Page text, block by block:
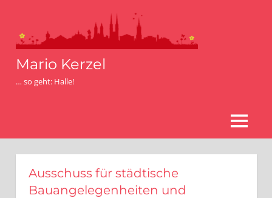
springen
Mario Kerzel
… so geht: Halle!
MENÜ
Ausschuss für städtische
Bauangelegenheiten und